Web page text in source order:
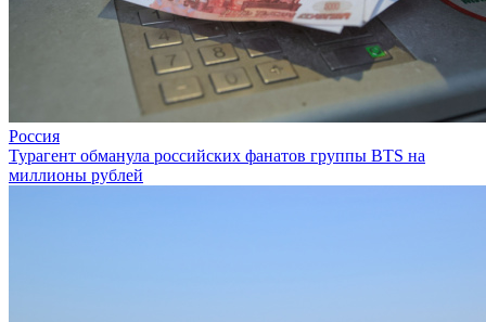
Россия
Турагент обманула российских фанатов группы BTS на
миллионы рублей